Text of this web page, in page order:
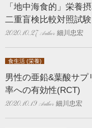
「地中海食的」栄養
二重盲検比較対照試験
2020.10.27 細川忠宏
食生活 (栄養)
男性の亜鉛&葉酸サ
率への有効性(RCT)
2020.10.19 細川忠宏